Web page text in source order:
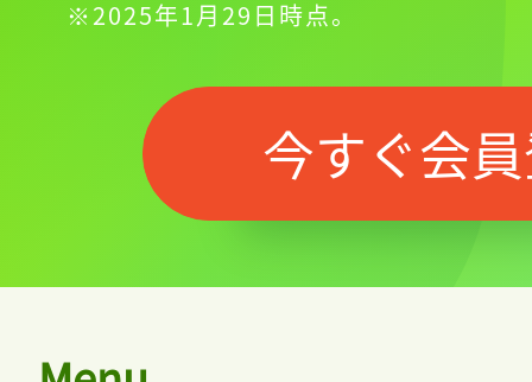
※2025年1月29日時点。
今すぐ会